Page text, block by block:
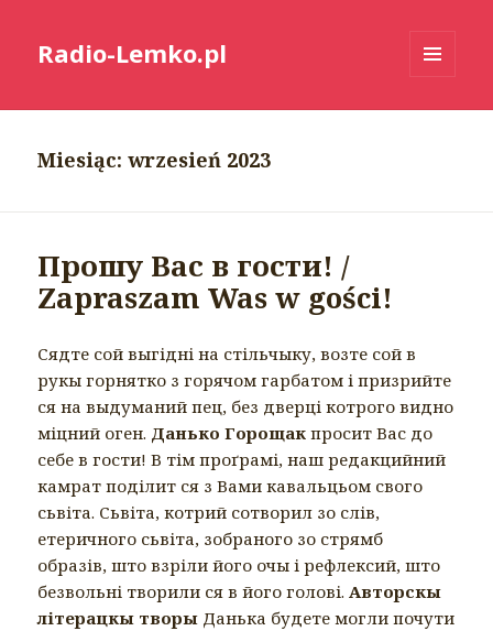
Radio-Lemko.pl
Miesiąc:wrzesień 2023
Прошу Вас в гости! /
Zapraszam Was w gości!
Сядте сой выгідні на стільчыку, возте сой в
рукы горнятко з горячом гарбатом і призрийте
ся на выдуманий пец, без дверці котрого видно
міцний оген. Данько Горощак просит Вас до
себе в гости! В тім проґрамі, наш редакцийний
камрат поділит ся з Вами кавальцьом свого
сьвіта. Сьвіта, котрий сотворил зо слів,
етеричного сьвіта, зобраного зо стрямб
образів, што взріли його очы і рефлексий, што
безвольні творили ся в його голові.Авторскы
літерацкы творы Данька будете могли почути